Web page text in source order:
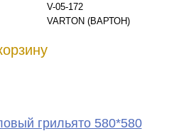
V-05-172
VARTON (ВАРТОН)
грильято 580*580